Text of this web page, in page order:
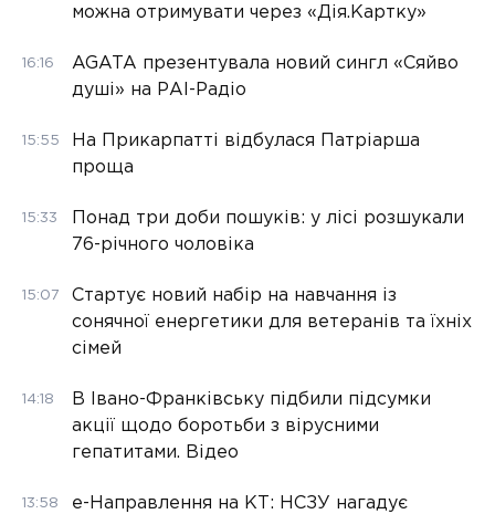
можна отримувати через «Дія.Картку»
16:16
AGATA презентувала новий сингл «Сяйво
душі» на РАІ-Радіо
15:55
На Прикарпатті відбулася Патріарша
проща
15:33
Понад три доби пошуків: у лісі розшукали
76-річного чоловіка
15:07
Стартує новий набір на навчання із
сонячної енергетики для ветеранів та їхніх
сімей
14:18
В Івано-Франківську підбили підсумки
акції щодо боротьби з вірусними
гепатитами. Відео
13:58
е-Направлення на КТ: НСЗУ нагадує